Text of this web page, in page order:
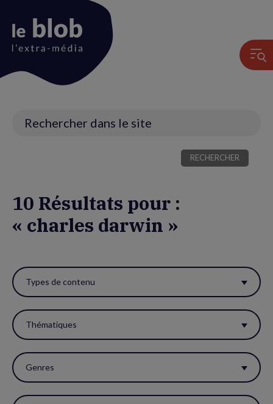
10 Résultats pour :
« charles darwin »
ces
filtres
pour
réactualiser
la
page.
Types de contenu
Thématiques
Genres